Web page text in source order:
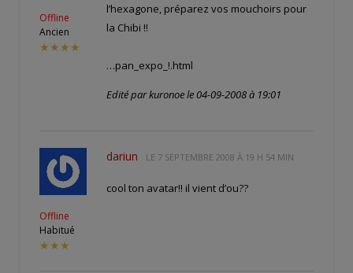
Offline
Ancien
★★★★
l’hexagone, préparez vos mouchoirs pour
la Chibi !!
…pan_expo_!.html
Edité par kuronoe le 04-09-2008 à 19:01
Offline
Habitué
★★★
dariun LE 7 SEPTEMBRE 2008 À 19 H 54 MIN
cool ton avatar!! il vient d’ou??